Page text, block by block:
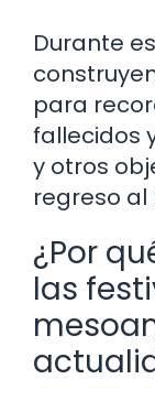
Durante
para
fallecidos
y otros
regreso al
¿Por
las